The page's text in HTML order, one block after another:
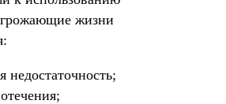
жизни
недостаточность;